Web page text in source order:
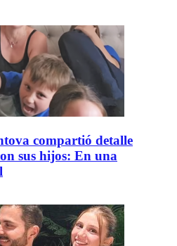
compartió detalle
sus hijos: En una